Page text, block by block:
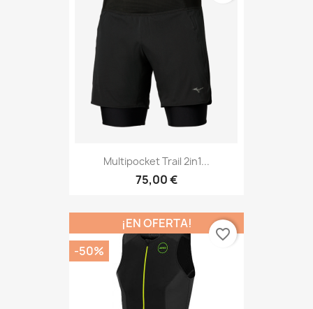
Multipocket Trail 2in1...
75,00 €
¡EN OFERTA!
-50%
favorite_border